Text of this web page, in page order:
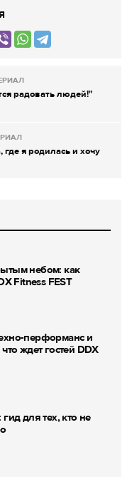
радовать людей!"
я родилась и хочу
небом: как
Fitness FEST
перформанс и
ждет гостей DDX
для тех, кто не